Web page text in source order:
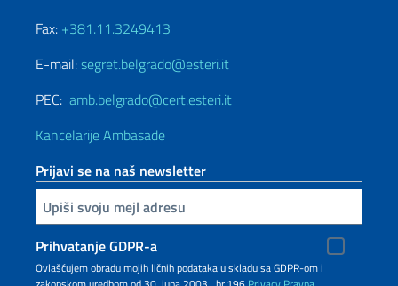
Fax: +381.11.3249413
E-mail:segret.belgrado@esteri.it
PEC: amb.belgrado@cert.esteri.it
Kancelarije Ambasade
Prijavi se na naš newsletter
Upiši vaš imejl
Prihvatanje GDPR-a
Ovlašćujem obradu mojih ličnih podataka u skladu sa GDPR-om i